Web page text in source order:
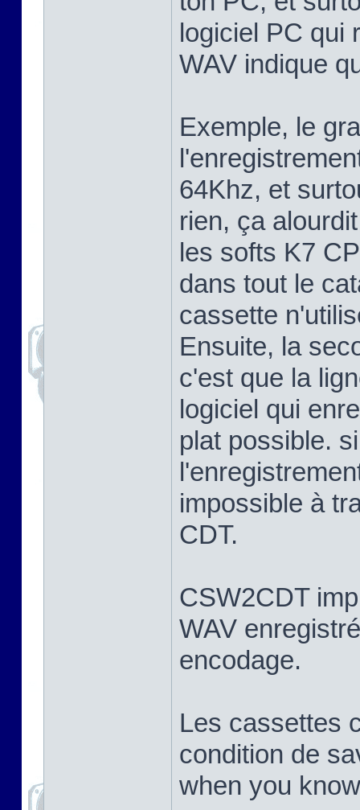
logiciel PC qui
WAV indique
Exemple, le
64Khz, et
rien, ça
les softs K7
dans tout le
cassette
Ensuite, la
c'est que la
logiciel qui
plat possible.
impossible à
CDT.
CSW2CDT
WAV
encodage.
Les cassettes
condition de
when you